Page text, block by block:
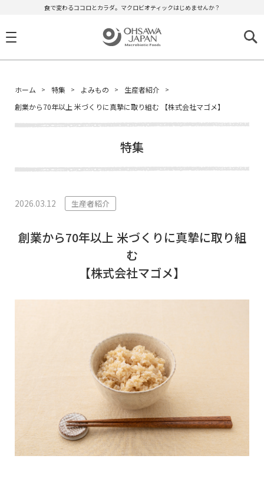
食で変わるココロとカラダ。マクロビオティックはじめませんか？
ホーム 特集 よみもの
生産者紹介
創業から70年以上 米づくりに真摯に取り組む 【株式会社マゴメ】
特集
2026.03.12 生産者紹介
創業から70年以上 米づくりに真摯に取り組
む
【株式会社マゴメ】